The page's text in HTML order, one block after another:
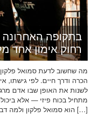
בתקופה
רחוק אימון אחד
מה שחשוב לדעת סמואל
הכרה ודרך חיים. לפי גישתו,
לשנות את האופן שבו אדם
מתחיל בכוח פיזי — אלא
הוא סמואל פלקון ולמה דבריו נשמעים אחרת? סמואל פלקון […]